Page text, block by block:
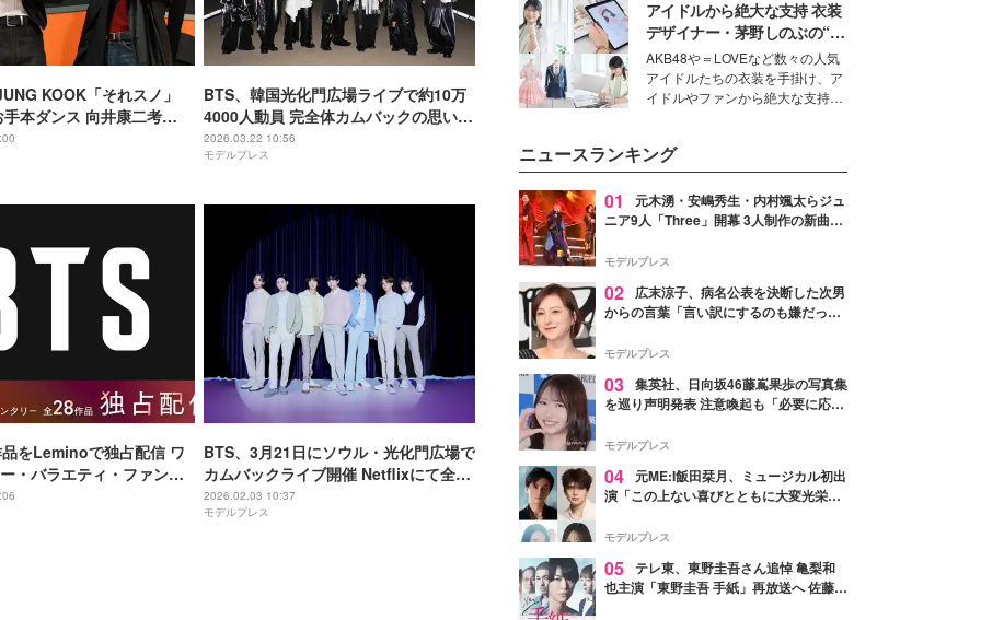
KOOK「それスノ」
本ダンス 向井康二考
”に続く新作ポーズも披
BTS、韓国光化門広場ライブで約10万
4000人動員 完全体カムバックの思い語
る「7人で一緒にいられて幸せ」
2026.03.22 10:56
モデルプレス
をLeminoで独占配信 ワ
・バラエティ・ファンミ
ナップ公開
BTS、3月21日にソウル・光化門広場で
カムバックライブ開催 Netflixにて全世
界独占生中継
2026.02.03 10:37
モデルプレス
ニオン好き”という共通点を持つモ
デルの宮城舞と島村雄大の特別対
談をお届け！それぞれの視点か
ら、今作ならではの魅力や予想外
の感動をもたらす奥深いストーリ
ーについて熱く語り合ってもらっ
アイドルから絶大な支持 衣装
デザイナー・茅野しのぶの“可
愛い”を作る美学＜「シチズン
クロスシー」インタビュー＞
AKB48や＝LOVEなど数々の人気
アイドルたちの衣装を手掛け、ア
イドルやファンから絶大な支持を
ター・茅野しのぶ。一人ひとりの
個性に寄り添い、魅力を引き出す
衣装作りは、多くの女性たちに勇
気と自信を与え続けている。
ニュースランキング
01
元木湧・安嶋秀生・内村颯太らジュ
ニア9人「Three」開幕 3人制作の新曲＆
進んで夢を掴みたい」【ゲネプロレポ】
モデルプレス
02
広末涼子、病名公表を決断した次男
からの言葉「言い訳にするのも嫌だっ
モデルプレス
03 集英社、日向坂46藤嶌果歩の写真集
を巡り声明発表 注意喚起も「必要に応じ
モデルプレス
04 元ME:I飯田栞月、ミュージカル初出
演「この上ない喜びとともに大変光栄」
ャスト発表
モデルプレス
05 テレ東、東野圭吾さん追悼 亀梨和
也主演「東野圭吾 手紙」再放送へ 佐藤隆